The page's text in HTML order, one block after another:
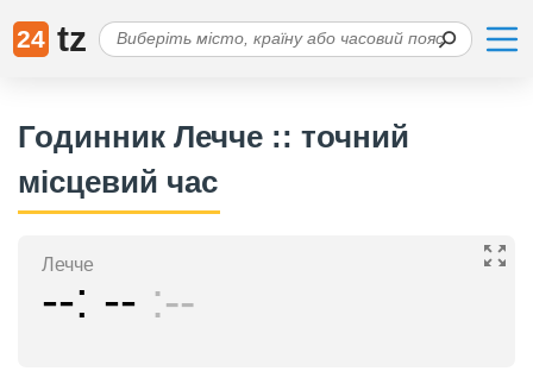
24 tz
Годинник Лечче :: точний
місцевий час
Лечче
-- -- --